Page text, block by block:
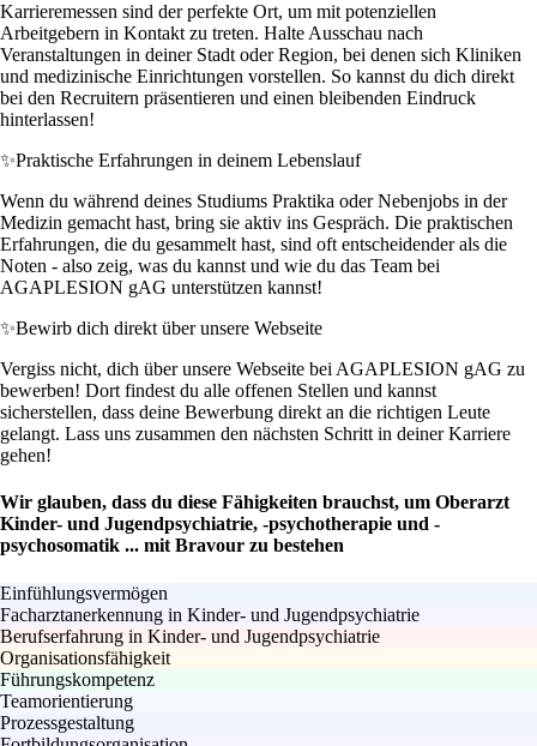
Karrieremessen sind der perfekte Ort, um mit potenziellen
Arbeitgebern in Kontakt zu treten. Halte Ausschau nach
Veranstaltungen in deiner Stadt oder Region, bei denen sich Kliniken
und medizinische Einrichtungen vorstellen. So kannst du dich direkt
bei den Recruitern präsentieren und einen bleibenden Eindruck
hinterlassen!
✨Praktische Erfahrungen in deinem Lebenslauf
Wenn du während deines Studiums Praktika oder Nebenjobs in der
Medizin gemacht hast, bring sie aktiv ins Gespräch. Die praktischen
Erfahrungen, die du gesammelt hast, sind oft entscheidender als die
Noten - also zeig, was du kannst und wie du das Team bei
AGAPLESION gAG unterstützen kannst!
✨Bewirb dich direkt über unsere Webseite
Vergiss nicht, dich über unsere Webseite bei AGAPLESION gAG zu
bewerben! Dort findest du alle offenen Stellen und kannst
sicherstellen, dass deine Bewerbung direkt an die richtigen Leute
gelangt. Lass uns zusammen den nächsten Schritt in deiner Karriere
gehen!
Wir glauben, dass du diese Fähigkeiten brauchst, um Oberarzt
Kinder- und Jugendpsychiatrie, -psychotherapie und -
psychosomatik ... mit Bravour zu bestehen
Einfühlungsvermögen
Facharztanerkennung in Kinder- und Jugendpsychiatrie
Berufserfahrung in Kinder- und Jugendpsychiatrie
Organisationsfähigkeit
Führungskompetenz
Teamorientierung
Prozessgestaltung